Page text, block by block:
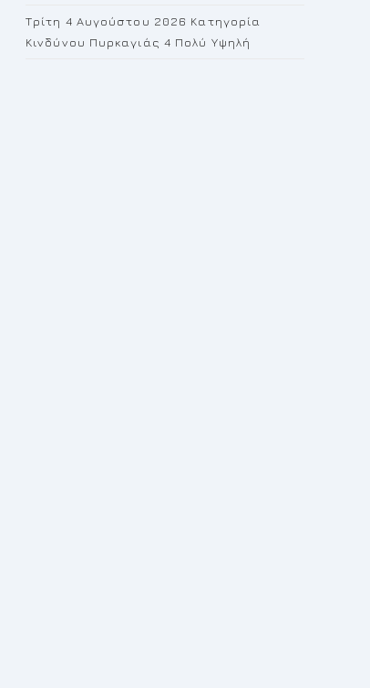
Τρίτη 4 Αυγούστου 2026 Κατηγορία
Κινδύνου Πυρκαγιάς 4 Πολύ Υψηλή